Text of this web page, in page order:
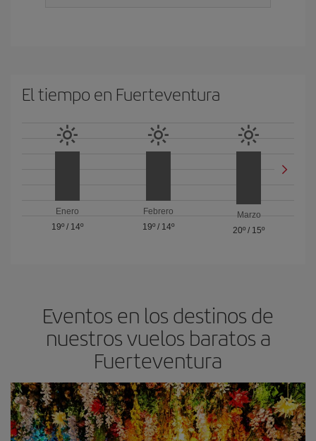
El tiempo en Fuerteventura
Enero
19º/ 14º
Febrero
19º/ 14º
Marzo
20º / 15º
Eventos en los destinos de
nuestros vuelos baratos a
Fuerteventura